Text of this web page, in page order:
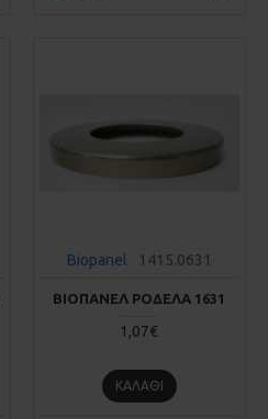
Biopanel 1415.0631
ΒΙΟΠΑΝΕΛ ΡΟΔΕΛΑ 1631
1,07€
ΚΑΛΆΘΙ